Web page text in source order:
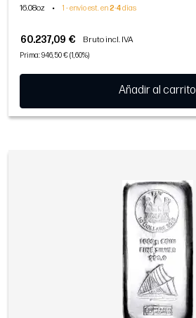
16.08oz • 1 - envío est. en2-4días
60.237,09 € Bruto incl. IVA
Prima: 946,50 € (1,60%)
Añadir al carrito